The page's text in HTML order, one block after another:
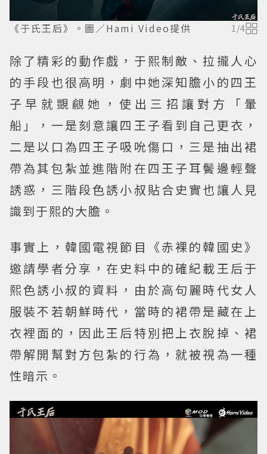
《于氏王后》。圖／Hami Video提供 1/4
除了精彩的動作戲，于熙制敵、拉攏人心
的手段也很高明，劇中她深知膽小的四王
子早就覬覦她，使出三招讓對方「暈
船」，一是刻意讓四王子看到自己更衣，
二是以口為四王子吸吮傷口，三是抽出裙
帶為其包紮並進階附在四王子耳鬢邊輕聲
誘惑，三階段色誘小叔貼合史實也讓人見
識到于熙的大膽。
事實上，韓國電視節目《赤裸的韓國史》
邀請學者分享，在史料中的確紀載王后于
熙色誘小叔的資料，由於高句麗時代女人
服裝不若朝鮮時代，當時的裙帶是藏在上
衣裡面的，因此王后特別把上衣脫掉、裙
帶解開幫對方包紮的行為，就被視為一種
性暗示。